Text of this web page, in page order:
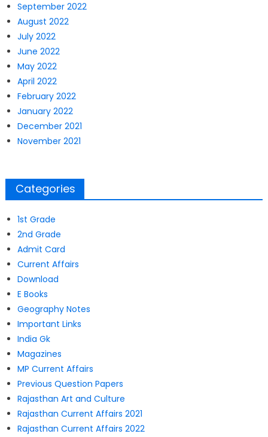
September 2022
August 2022
July 2022
June 2022
May 2022
April 2022
February 2022
January 2022
December 2021
November 2021
Categories
1st Grade
2nd Grade
Admit Card
Current Affairs
Download
E Books
Geography Notes
Important Links
India Gk
Magazines
MP Current Affairs
Previous Question Papers
Rajasthan Art and Culture
Rajasthan Current Affairs 2021
Rajasthan Current Affairs 2022